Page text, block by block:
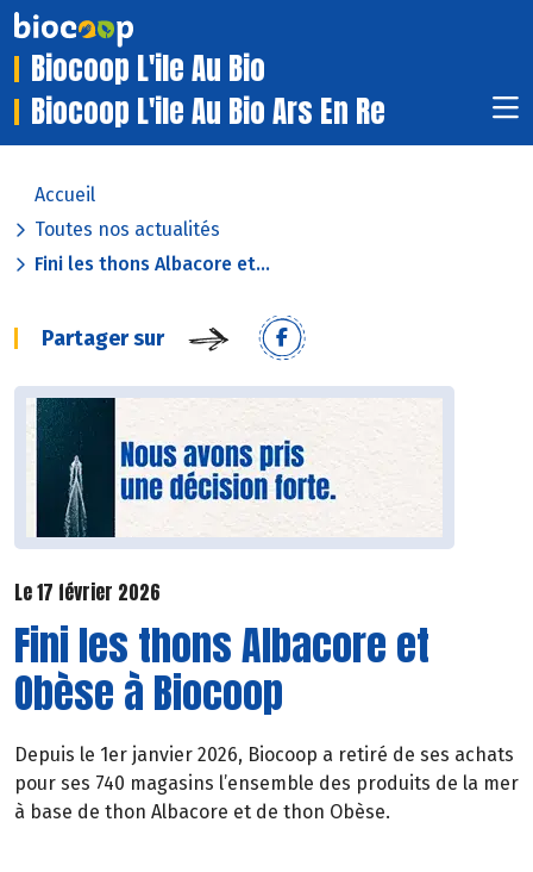
Biocoop L'ile Au Bio
Biocoop L'ile Au Bio Ars En Re
Accueil
Toutes nos actualités
Fini les thons Albacore et...
Partager sur
Le 17 février 2026
Fini les thons Albacore et
Obèse à Biocoop
Depuis le 1er janvier 2026, Biocoop a retiré de ses achats
pour ses 740 magasins l’ensemble des produits de la mer
à base de thon Albacore et de thon Obèse.